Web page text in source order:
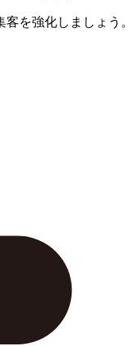
を強化しましょう。